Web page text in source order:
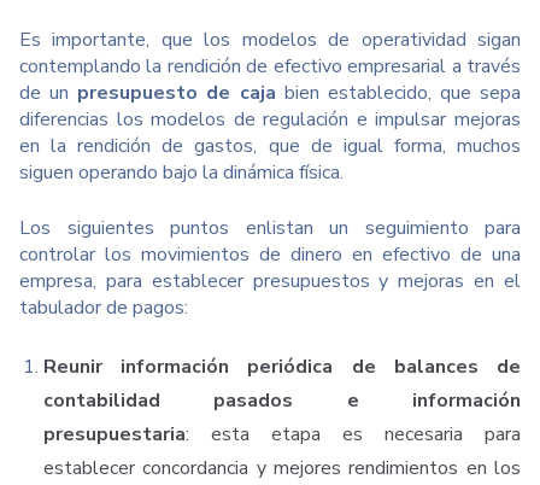
Es importante, que los modelos de operatividad sigan
contemplando la rendición de efectivo empresarial a través
de un presupuesto de caja bien establecido, que sepa
diferencias los modelos de regulación e impulsar mejoras
en la rendición de gastos, que de igual forma, muchos
siguen operando bajo la dinámica física.
Los siguientes puntos enlistan un seguimiento para
controlar los movimientos de dinero en efectivo de una
empresa, para establecer presupuestos y mejoras en el
tabulador de pagos:
Reunir información periódica de balances de
contabilidad pasados e información
presupuestaria: esta etapa es necesaria para
establecer concordancia y mejores rendimientos en los